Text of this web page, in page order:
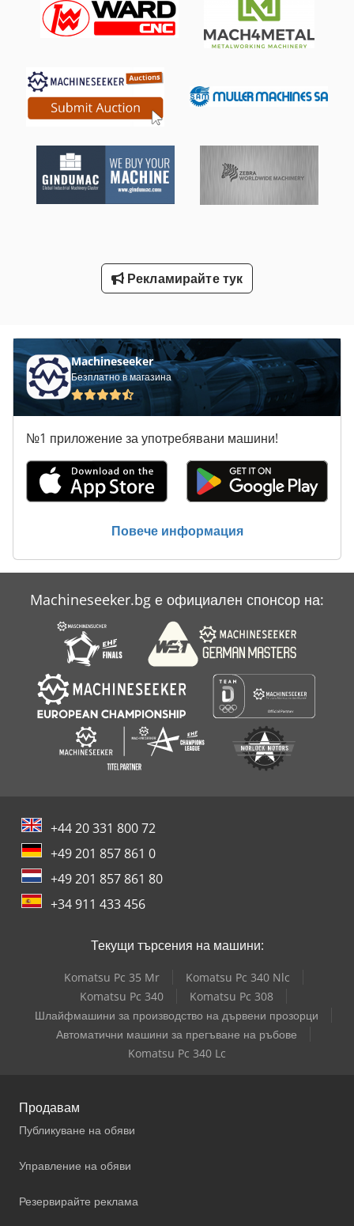
Пречистване На Машина
Ред Машина
Свързване На Машина
Сгъване На Машина
Сгъване На Машина Аксесоари
Транспортни КасиРекламирайте тук
Machineseeker
Безплатно в магазина
№1 приложение за употребявани машини!
Повече информация
Machineseeker.bg е официален спонсор на:
+44 20 331 800 72
+49 201 857 861 0
+49 201 857 861 80
+34 911 433 456
Текущи търсения на машини:
Komatsu Pc 35 Mr
Komatsu Pc 340 Nlc
Komatsu Pc 340
Komatsu Pc 308
Шлайфмашини за производство на дървени прозорци
Автоматични машини за прегъване на ръбове
Komatsu Pc 340 Lc
Продавам
Публикуване на обяви
Управление на обяви
Резервирайте реклама